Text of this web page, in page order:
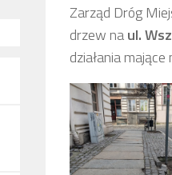
Zarząd Dróg
drzew naul.
działania